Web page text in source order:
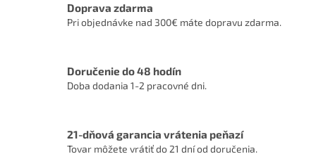
Doprava zdarma
Pri objednávke nad 300€ máte dopravu zdarma.
Doručenie do 48 hodín
Doba dodania 1-2 pracovné dni.
21-dňová garancia vrátenia peňazí
Tovar môžete vrátiť do 21 dní od doručenia.